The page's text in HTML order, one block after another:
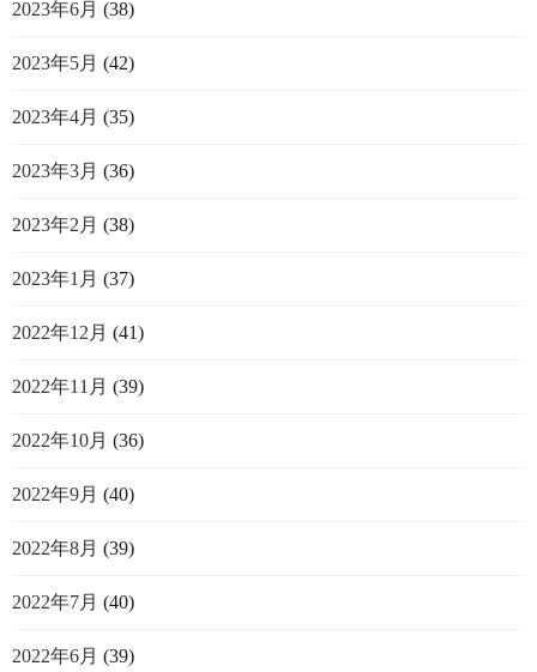
2023年6月 (38)
2023年5月 (42)
2023年4月 (35)
2023年3月 (36)
2023年2月 (38)
2023年1月 (37)
2022年12月 (41)
2022年11月 (39)
2022年10月 (36)
2022年9月 (40)
2022年8月 (39)
2022年7月 (40)
2022年6月 (39)